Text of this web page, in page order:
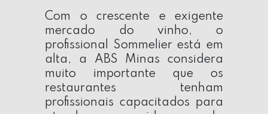
Com o crescente e exigente
mercado do vinho, o
profissional Sommelier está em
alta, a ABS Minas considera
muito importante que os
restaurantes tenham
profissionais capacitados para